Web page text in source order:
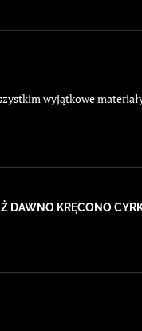
wyjątkowe
DAWNO KRĘCONO